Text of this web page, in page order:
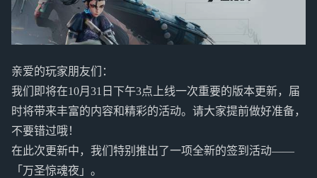
亲爱的玩家朋友们：
我们即将在10月31日下午3点上线一次重要的版本更新，届
时将带来丰富的内容和精彩的活动。请大家提前做好准备，
不要错过哦！
在此次更新中，我们特别推出了一项全新的签到活动——
「万圣惊魂夜」。